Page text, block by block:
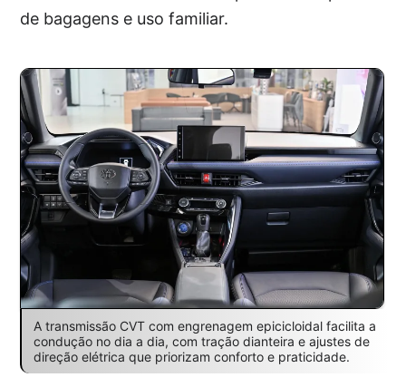
de bagagens e uso familiar.
A transmissão CVT com engrenagem epicicloidal facilita a
condução no dia a dia, com tração dianteira e ajustes de
direção elétrica que priorizam conforto e praticidade.